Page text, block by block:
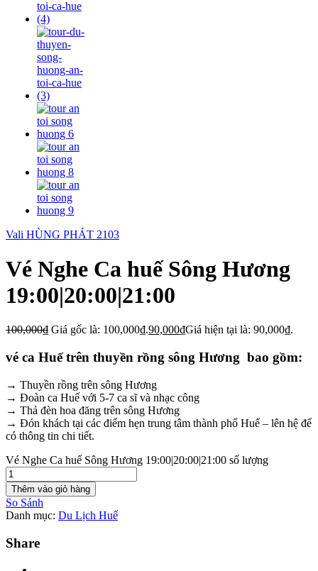
Vali HÙNG PHÁT 2103
Vé Nghe Ca huế Sông Hương
19:00|20:00|21:00
100,000₫ Giá gốc là: 100,000₫.90,000₫Giá hiện tại là: 90,000₫.
vé ca Huế trên thuyền rồng sông Hương bao gồm:
→ Thuyền rồng trên sông Hương
→ Đoàn ca Huế với 5-7 ca sĩ và nhạc công
→ Thả đèn hoa đăng trên sông Hương
→ Đón khách tại các điểm hẹn trung tâm thành phố Huế – lên hệ để
có thông tin chi tiết.
Vé Nghe Ca huế Sông Hương 19:00|20:00|21:00 số lượng
Thêm vào giỏ hàng
So Sánh
Danh mục: Du Lịch Huế
Share